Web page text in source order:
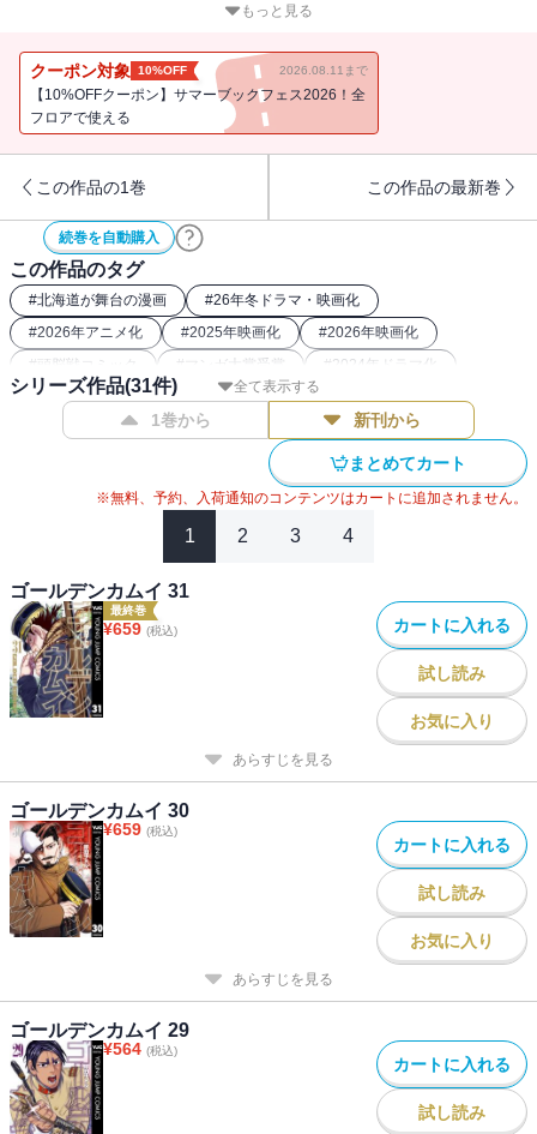
踏み!! 今宵、戦争が始まるッ!!! 瞬き禁止！ 刮目必至の第14
もっと見る
クーポン対象 10%OFF 2026.08.11まで
【10%OFFクーポン】サマーブックフェス2026！全
フロアで使える
この作品の1巻 この作品の最新巻
続巻を自動購入
この作品のタグ
#北海道が舞台の漫画 #26年冬ドラマ・映画化
#2026年アニメ化 #2025年映画化 #2026年映画化
# 頭脳戦コミック # マンガ大賞受賞 #2024年ドラマ化
#バディコミック #刑務所 #2023年アニメ化
2018年アニメ化 # 2022年アニメ化
#
最強主人公コミック
2020年アニメ化 # 2024年映画化
全て表示する
シリーズ作品(31件)
1巻から 新刊から
まとめてカート
※無料、予約、入荷通知のコンテンツはカートに追加されません。
1 2 3 4
ゴールデンカムイ 31
最終巻
¥659 (税込) カートに入れる
試し読み
お気に入り
あらすじを見る
ゴールデンカムイ 30
¥659 (税込)
カートに入れる
試し読み
お気に入り
あらすじを見る
ゴールデンカムイ 29
¥564 (税込)
カートに入れる
試し読み